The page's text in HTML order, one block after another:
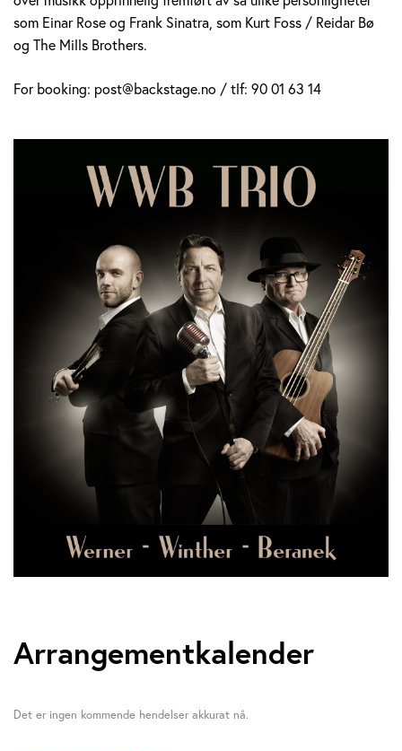
som Einar Rose og Frank Sinatra, som Kurt Foss / Reidar Bø
og The Mills Brothers.
For booking: post@backstage.no / tlf: 90 01 63 14
Arrangementkalender
Det er ingen kommende hendelser akkurat nå.